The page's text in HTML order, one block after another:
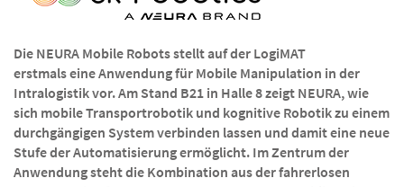
Die NEURA Mobile Robots stellt auf der LogiMAT
erstmals eine Anwendung für Mobile Manipulation in der
Intralogistik vor. Am Stand B21 in Halle 8 zeigt NEURA, wie
sich mobile Transportrobotik und kognitive Robotik zu einem
durchgängigen System verbinden lassen und damit eine neue
Stufe der Automatisierung ermöglicht. Im Zentrum der